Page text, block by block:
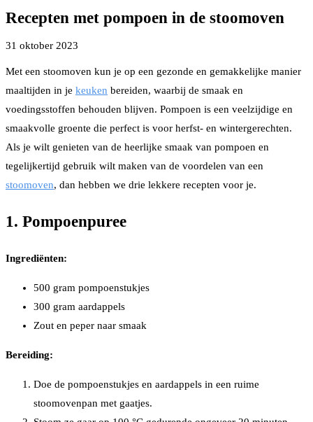
Recepten met pompoen in de stoomoven
31 oktober 2023
Met een stoomoven kun je op een gezonde en gemakkelijke manier
maaltijden in je keuken bereiden, waarbij de smaak en
voedingsstoffen behouden blijven. Pompoen is een veelzijdige en
smaakvolle groente die perfect is voor herfst- en wintergerechten.
Als je wilt genieten van de heerlijke smaak van pompoen en
tegelijkertijd gebruik wilt maken van de voordelen van een
stoomoven, dan hebben we drie lekkere recepten voor je.
1. Pompoenpuree
Ingrediënten:
500 gram pompoenstukjes
300 gram aardappels
Zout en peper naar smaak
Bereiding:
Doe de pompoenstukjes en aardappels in een ruime
stoomovenpan met gaatjes.